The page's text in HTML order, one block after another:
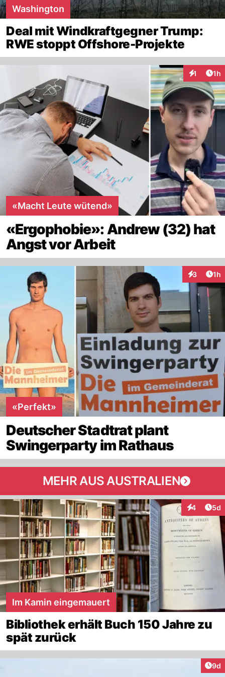
Washington
Deal mit Windkraftgegner Trump:
RWE stoppt Offshore-Projekte
1 1h
«Macht Leute wütend»
«Ergophobie»: Andrew (32) hat
Angst vor Arbeit
3 1h
«Perfekt»
Deutscher Stadtrat plant
Swingerparty im Rathaus
MEHR AUS AUSTRALIEN
4 5d
Im Kamin eingemauert
Bibliothek erhält Buch 150 Jahre zu
spät zurück
9d